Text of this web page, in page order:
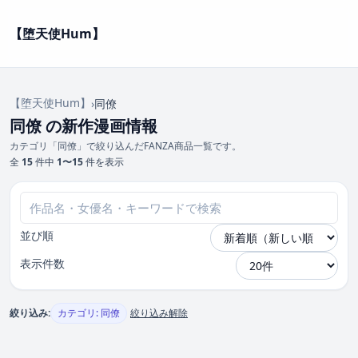
【堕天使Hum】
【堕天使Hum】 ›同僚
同僚 の新作漫画情報
カテゴリ「同僚」で絞り込んだFANZA商品一覧です。
全 15件中 1〜15件を表示
並び順
表示件数
絞り込み: カテゴリ: 同僚 絞り込み解除